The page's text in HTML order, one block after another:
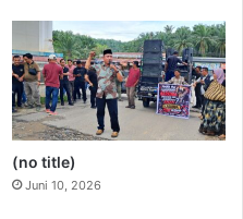
(no title)
Juni 10, 2026